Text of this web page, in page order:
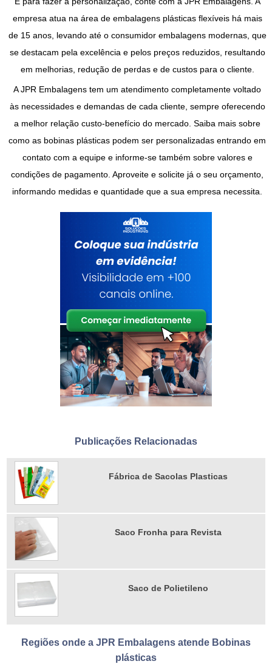
empresa atua na área de embalagens plásticas flexíveis há mais
de 15 anos, levando até o consumidor embalagens modernas, que
se destacam pela excelência e pelos preços reduzidos, resultando
em melhorias, redução de perdas e de custos para o cliente.
A JPR Embalagens tem um atendimento completamente voltado
às necessidades e demandas de cada cliente, sempre oferecendo
a melhor relação custo-benefício do mercado. Saiba mais sobre
como as bobinas plásticas podem ser personalizadas entrando em
contato com a equipe e informe-se também sobre valores e
condições de pagamento. Aproveite e solicite já o seu orçamento,
informando medidas e quantidade que a sua empresa necessita.
Publicações Relacionadas
Fábrica de Sacolas Plasticas
Saco Fronha para Revista
Saco de Polietileno
Regiões onde a JPR Embalagens atende Bobinas
plásticas